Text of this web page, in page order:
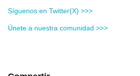
Síguenos en Twitter(X) >>>
Únete a nuestra comunidad >>>